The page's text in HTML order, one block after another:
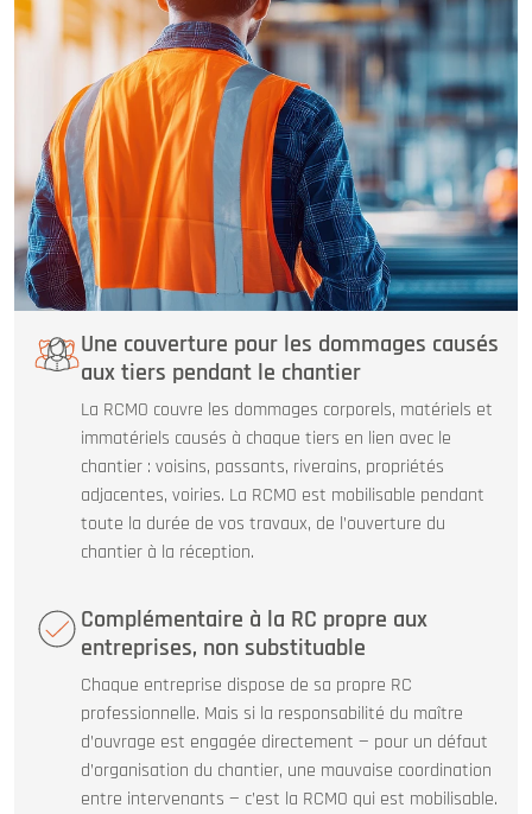
Une couverture pour les dommages causés
aux tiers pendant le chantier
La RCMO couvre les dommages corporels, matériels et
immatériels causés à chaque tiers en lien avec le
chantier : voisins, passants, riverains, propriétés
adjacentes, voiries. La RCMO est mobilisable pendant
toute la durée de vos travaux, de l’ouverture du
chantier à la réception.
Complémentaire à la RC propre aux
entreprises, non substituable
Chaque entreprise dispose de sa propre RC
professionnelle. Mais si la responsabilité du maître
d’ouvrage est engagée directement — pour un défaut
d’organisation du chantier, une mauvaise coordination
entre intervenants — c’est la RCMO qui est mobilisable.